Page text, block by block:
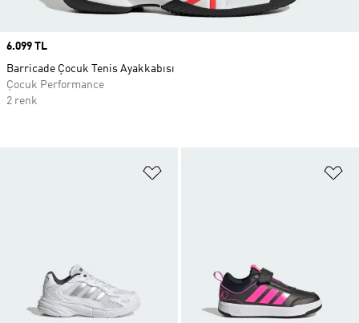
Price
6.099 TL
Barricade Çocuk Tenis Ayakkabısı
Çocuk Performance
2 renk